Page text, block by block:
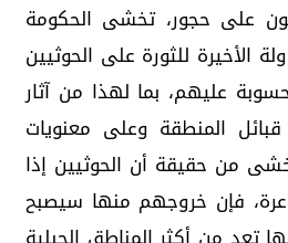
على حجور، تخشى الحكومة
الأخيرة للثورة على الحوثيين
عليهم، بما لهذا من آثار
المنطقة وعلى معنويات
من حقيقة أن الحوثيين إذا
فإن خروجهم منها سيصبح